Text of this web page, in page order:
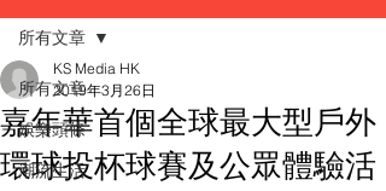
所有文章
娛樂頭條
潮流生活
所有文章
嘉年華首個全球最大型戶外
環球投杯球賽及公眾體驗活
KS Media HK
2019年3月26日